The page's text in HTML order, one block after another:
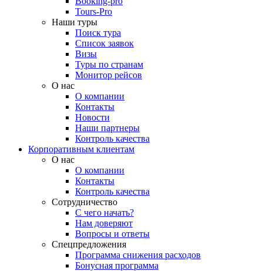
Tours-Pro
Наши туры
Поиск тура
Список заявок
Визы
Туры по странам
Монитор рейсов
О нас
О компании
Контакты
Новости
Наши партнеры
Контроль качества
Корпоративным клиентам
О нас
О компании
Контакты
Контроль качества
Сотрудничество
С чего начать?
Нам доверяют
Вопросы и ответы
Спецпредложения
Программа снижения расходов
Бонусная программа